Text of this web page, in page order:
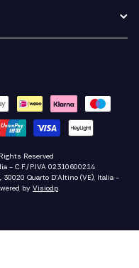
Reserved
- C.F./P.IVA 02310600214
30020 Quarto D'Altino (VE), Italia -
by Visiodp.